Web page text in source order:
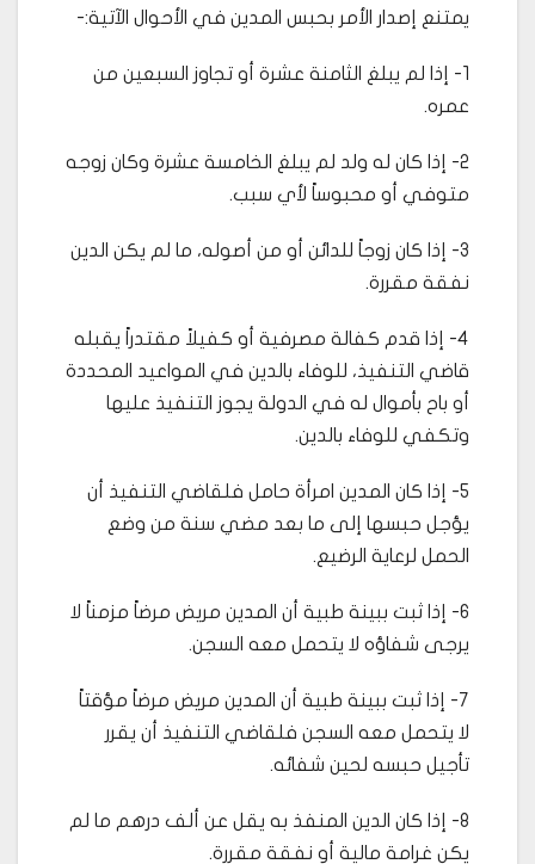
يمتنع إصدار الأمر بحبس المدين في الأحوال الآتية:-
1- إذا لم يبلغ الثامنة عشرة أو تجاوز السبعين من
عمره.
2- إذا كان له ولد لم يبلغ الخامسة عشرة وكان زوجه
متوفي أو محبوساً لأي سبب.
3- إذا كان زوجاً للدائن أو من أصوله، ما لم يكن الدين
نفقة مقررة.
4- إذا قدم كفالة مصرفية أو كفيلاً مقتدراً يقبله
قاضي التنفيذ، للوفاء بالدين في المواعيد المحددة
أو باح بأموال له في الدولة يجوز التنفيذ عليها
وتكفي للوفاء بالدين.
5- إذا كان المدين امرأة حامل فلقاضي التنفيذ أن
يؤجل حبسها إلى ما بعد مضي سنة من وضع
الحمل لرعاية الرضيع.
6- إذا ثبت ببينة طبية أن المدين مريض مرضاً مزمناً لا
يرجى شفاؤه لا يتحمل معه السجن.
7- إذا ثبت ببينة طبية أن المدين مريض مرضاً مؤقتاً
لا يتحمل معه السجن فلقاضي التنفيذ أن يقرر
تأجيل حبسه لحين شفائه.
8- إذا كان الدين المنفذ به يقل عن ألف درهم ما لم
يكن غرامة مالية أو نفقة مقررة.